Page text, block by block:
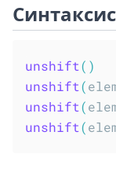
Синтаксис
unshift( )
unshift(
unshift(
unshift(